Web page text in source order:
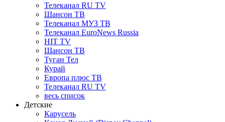
Телеканал RU TV
Шансон ТВ
Телеканал МУЗ ТВ
Телеканал EuroNews Russia
HIT TV
Шансон ТВ
Туган Тел
Курай
Европа плюс ТВ
Телеканал RU TV
весь список
Детские
Карусель